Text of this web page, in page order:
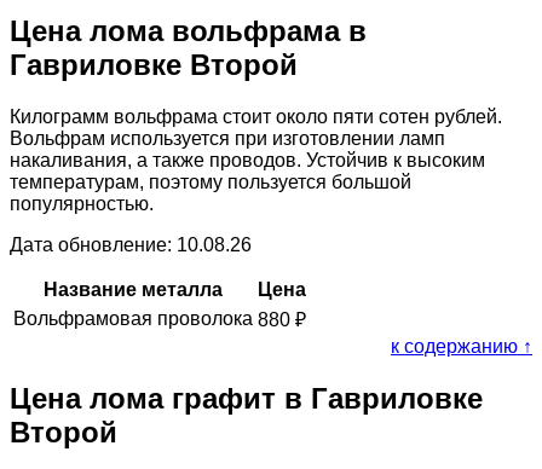
Цена лома вольфрама в
Гавриловке Второй
Килограмм вольфрама стоит около пяти сотен рублей.
Вольфрам используется при изготовлении ламп
накаливания, а также проводов. Устойчив к высоким
температурам, поэтому пользуется большой
популярностью.
Дата обновление: 10.08.26
Название металла
Цена
Вольфрамовая проволока 880 ₽
к содержанию ↑
Цена лома графит в Гавриловке
Второй